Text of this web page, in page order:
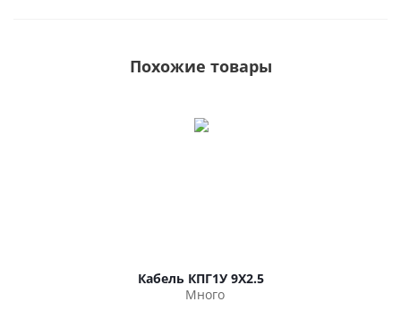
Похожие товары
Кабель КПГ1У 9Х2.5
Много